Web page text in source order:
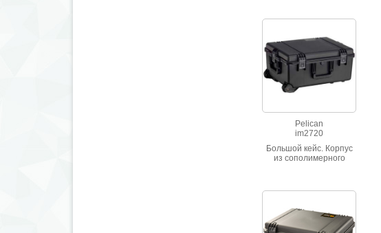
Pelican
im2720
Большой кейс. Корпус
из сополимерного